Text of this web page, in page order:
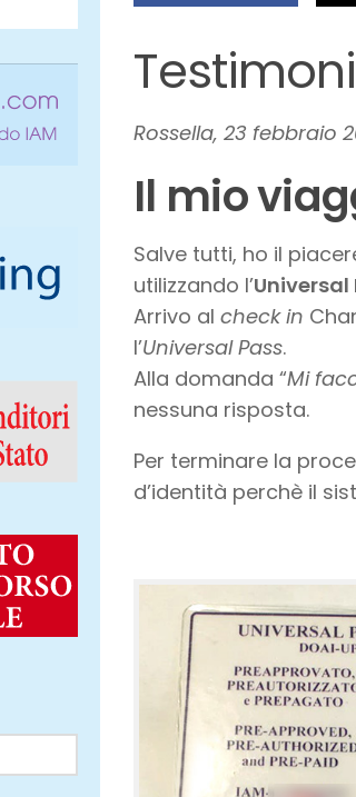
Rossella, 23 febbraio
Il mio
Salve tutti, ho il
utilizzando l’Universal
Arrivo al check in
l’Universal Pass.
Alla domanda “Mi
nessuna risposta.
Per terminare la
d’identità perchè il